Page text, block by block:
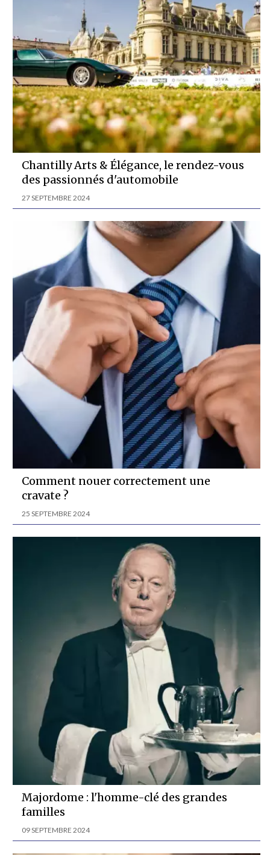
Chantilly Arts & Élégance, le rendez-vous
des passionnés d'automobile
27 SEPTEMBRE 2024
Comment nouer correctement une
cravate ?
25 SEPTEMBRE 2024
Majordome : l'homme-clé des grandes
familles
09 SEPTEMBRE 2024